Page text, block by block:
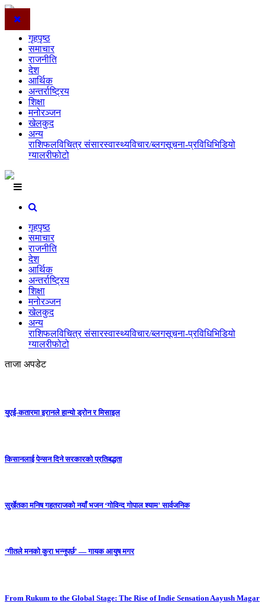
गृहपृष्ठ
समाचार
राजनीति
देश
आर्थिक
अन्तर्राष्ट्रिय
शिक्षा
मनोरञ्जन
खेलकुद
अन्य
राशिफलविचित्र संसारस्वास्थ्यविचार/ब्लगसूचना-प्रविधिभिडियो
ग्यालरीफोटो
गृहपृष्ठ
समाचार
राजनीति
देश
आर्थिक
अन्तर्राष्ट्रिय
शिक्षा
मनोरञ्जन
खेलकुद
अन्य
राशिफलविचित्र संसारस्वास्थ्यविचार/ब्लगसूचना-प्रविधिभिडियो
ग्यालरीफोटो
ताजा अपडेट
युएई-कतारमा इरानले हान्यो ड्रोन र मिसाइल
किसानलाई पेन्सन दिने सरकारको प्रतिबद्धता
सुर्खेतका मनिष गहतराजको नयाँ भजन ‘गोविन्द गोपाल श्याम’ सार्वजनिक
‘गीतले मनको कुरा भन्नुपर्छ’ — गायक आयुष मगर
From Rukum to the Global Stage: The Rise of Indie Sensation Aayush Magar